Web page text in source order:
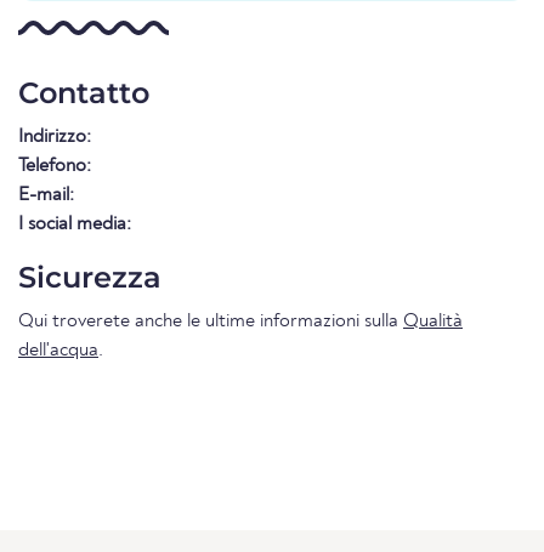
Contatto
Indirizzo:
Telefono:
E-mail:
I social media:
Sicurezza
Qui troverete anche le ultime informazioni sulla Qualità
dell'acqua.